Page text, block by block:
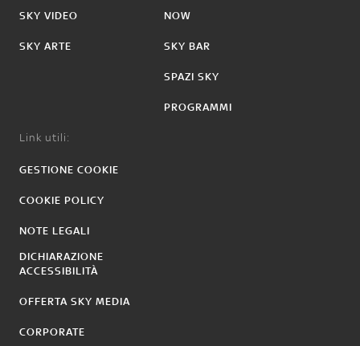
SKY VIDEO
SKY ARTE
NOW
SKY BAR
SPAZI SKY
PROGRAMMI
Link utili:
GESTIONE COOKIE
COOKIE POLICY
NOTE LEGALI
DICHIARAZIONE
ACCESSIBILITÀ
OFFERTA SKY MEDIA
CORPORATE